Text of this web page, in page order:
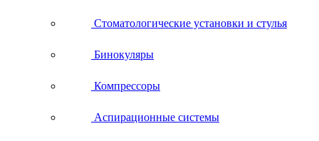
Стоматологические установки и стулья
Бинокуляры
Компрессоры
Аспирационные системы